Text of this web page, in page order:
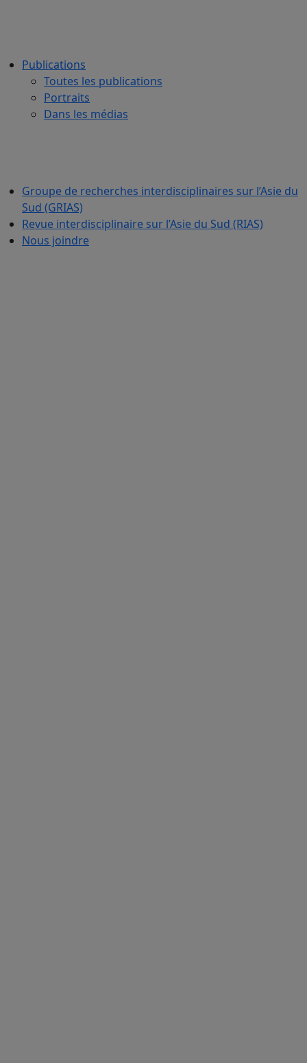
Publications
Toutes les publications
Portraits
Dans les médias
Groupe de recherches interdisciplinaires sur l’Asie du
Sud (GRIAS)
Revue interdisciplinaire sur l’Asie du Sud (RIAS)
Nous joindre